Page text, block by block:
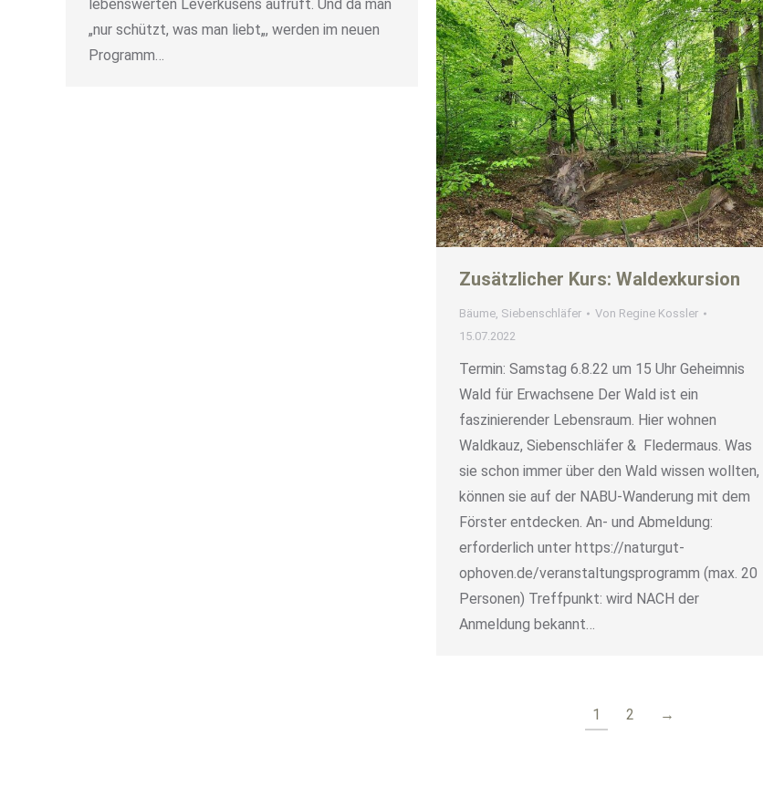
lebenswerten Leverkusens aufruft. Und da man
„nur schützt, was man liebt„, werden im neuen
Programm…
Zusätzlicher Kurs: Waldexkursion
Bäume, Siebenschläfer Von Regine Kossler
15.07.2022
Termin: Samstag 6.8.22 um 15 Uhr Geheimnis
Wald für Erwachsene Der Wald ist ein
faszinierender Lebensraum. Hier wohnen
Waldkauz, Siebenschläfer & Fledermaus. Was
sie schon immer über den Wald wissen wollten,
können sie auf der NABU-Wanderung mit dem
Förster entdecken. An- und Abmeldung:
erforderlich unter https://naturgut-
ophoven.de/veranstaltungsprogramm (max. 20
Personen) Treffpunkt: wird NACH der
Anmeldung bekannt…
1 2 →